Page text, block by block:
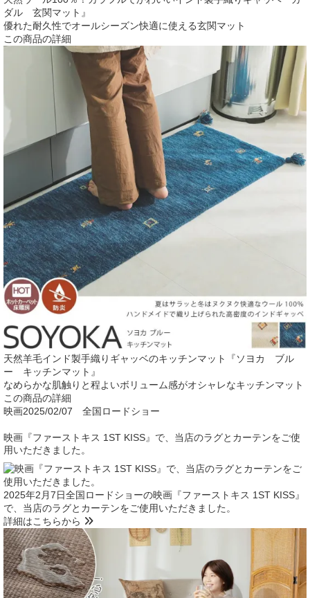
ダル 玄関マット』
優れた耐久性でオールシーズン快適に使える玄関マット
この商品の詳細
天然羊毛インド製手織りギャッベのキッチンマット『ソヨカ ブル
ー キッチンマット』
なめらかな肌触りと程よいボリューム感がオシャレなキッチンマット
この商品の詳細
映画2025/02/07 全国ロードショー
映画『ファーストキス 1ST KISS』で、当店のラグとカーテンをご使
用いただきました。
2025年2月7日全国ロードショーの映画『ファーストキス 1ST KISS』
で、当店のラグとカーテンをご使用いただきました。
詳細はこちらから